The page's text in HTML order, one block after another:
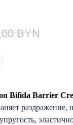
BYN
Bifida Barrier